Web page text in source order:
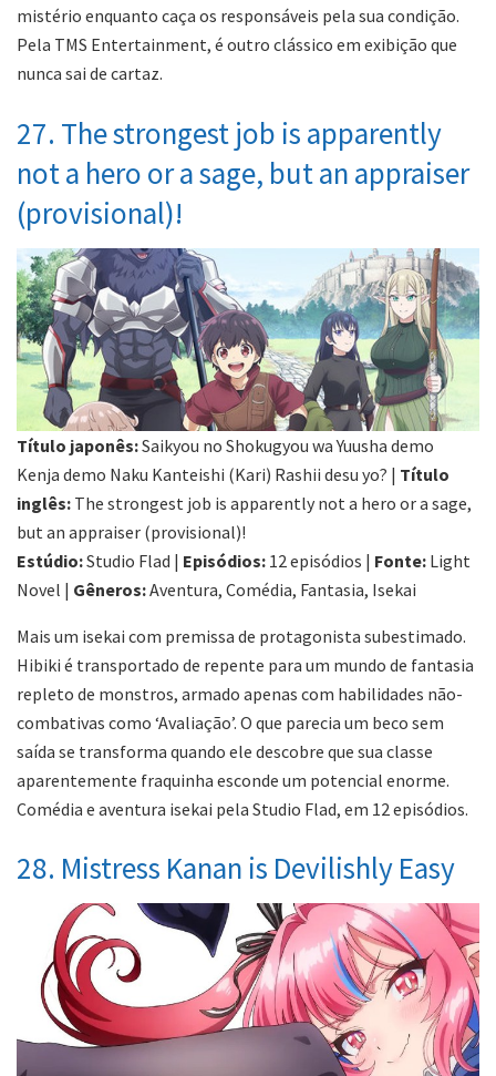
mistério enquanto caça os responsáveis pela sua condição.
Pela TMS Entertainment, é outro clássico em exibição que
nunca sai de cartaz.
27. The strongest job is apparently
not a hero or a sage, but an appraiser
(provisional)!
Título japonês:Saikyou no Shokugyou wa Yuusha demo
Kenja demo Naku Kanteishi (Kari) Rashii desu yo? | Título
inglês: The strongest job is apparently not a hero or a sage,
but an appraiser (provisional)!
Estúdio:Studio Flad | Episódios: 12 episódios | Fonte: Light
Novel | Gêneros:Aventura, Comédia, Fantasia, Isekai
Mais um isekai com premissa de protagonista subestimado.
Hibiki é transportado de repente para um mundo de fantasia
repleto de monstros, armado apenas com habilidades não-
combativas como ‘Avaliação’. O que parecia um beco sem
saída se transforma quando ele descobre que sua classe
aparentemente fraquinha esconde um potencial enorme.
Comédia e aventura isekai pela Studio Flad, em 12 episódios.
28. Mistress Kanan is Devilishly Easy